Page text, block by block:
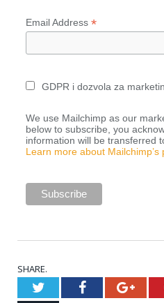
Email Address *
GDPR i dozvola za
We use Mailchimp as our
below to subscribe, you
information will be transferred
Learn more about Mailchimp’s
SHARE.
TwitterFacebook